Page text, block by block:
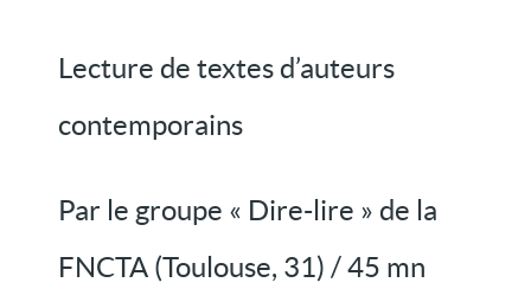
Lecture de textes d’auteurs
contemporains
Par le groupe « Dire-lire » de la
FNCTA (Toulouse, 31) / 45 mn